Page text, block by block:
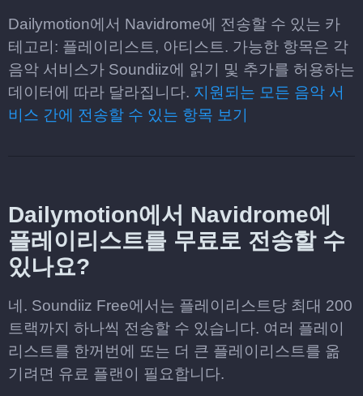
Dailymotion에서 Navidrome에 전송할 수 있는 카
테고리: 플레이리스트, 아티스트. 가능한 항목은 각
음악 서비스가 Soundiiz에 읽기 및 추가를 허용하는
데이터에 따라 달라집니다. 지원되는 모든 음악 서
비스 간에 전송할 수 있는 항목 보기
Dailymotion에서 Navidrome에
플레이리스트를 무료로 전송할 수
있나요?
네. Soundiiz Free에서는 플레이리스트당 최대 200
트랙까지 하나씩 전송할 수 있습니다. 여러 플레이
리스트를 한꺼번에 또는 더 큰 플레이리스트를 옮
기려면 유료 플랜이 필요합니다.